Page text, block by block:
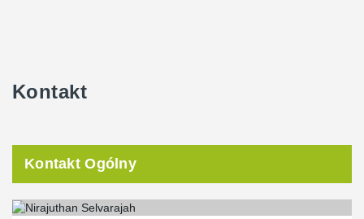
Kontakt
Kontakt Ogólny